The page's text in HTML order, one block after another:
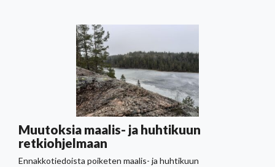
Muutoksia maalis- ja huhtikuun
retkiohjelmaan
Ennakkotiedoista poiketen maalis- ja huhtikuun